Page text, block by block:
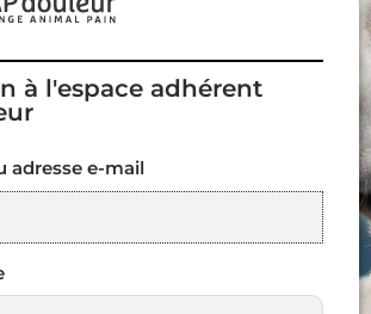
à l'espace adhérent
adresse e-mail